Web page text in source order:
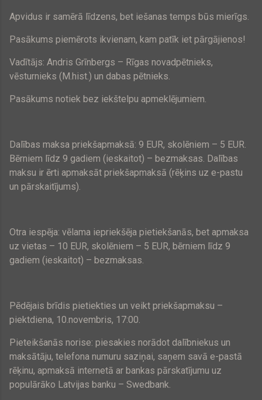
Apvidus ir samērā līdzens, bet iešanas temps būs mierīgs.
Pasākums piemērots ikvienam, kam patīk iet pārgājienos!
Vadītājs: Andris Grīnbergs – Rīgas novadpētnieks,
vēsturnieks (M.hist.) un dabas pētnieks.
Pasākums notiek bez iekštelpu apmeklējumiem.
Dalības maksa priekšapmaksā: 9 EUR, skolēniem – 5 EUR
Bērniem līdz 9 gadiem (ieskaitot) – bezmaksas. Dalības
maksu ir ērti apmaksāt priekšapmaksā (rēķins uz e-pastu
un pārskaitījums).
Otra iespēja: vēlama iepriekšēja pietiekšanās, bet apmaksa
uz vietas – 10 EUR, skolēniem – 5 EUR, bērniem līdz 9
gadiem (ieskaitot) – bezmaksas.
Pēdējais brīdis pietiekties un veikt priekšapmaksu –
piektdiena, 10.novembris, 17:00.
Pieteikšanās norise: piesakies norādot dalībniekus un
maksātāju, telefona numuru saziņai, saņem savā e-pastā
rēķinu, apmaksā internetā ar bankas pārskatījumu uz
populārāko Latvijas banku – Swedbank.